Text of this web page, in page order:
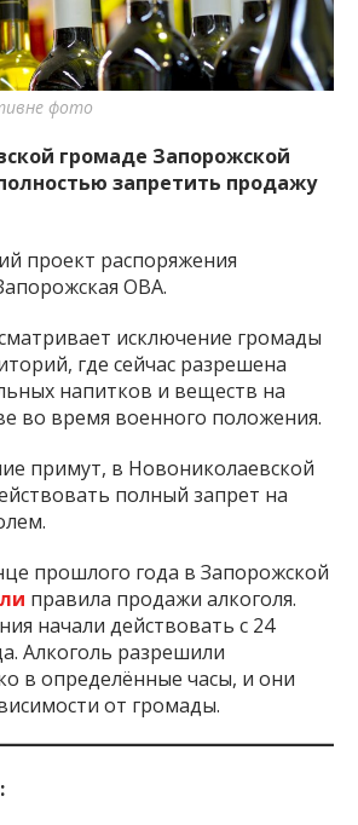
важную информацию о событиях
города Запорожья и области.
фото
громаде Запорожской
запретить продажу
проект распоряжения
ОВА.
исключение громады
где сейчас разрешена
напитков и веществ на
во время военного положения.
примут, в Новониколаевской
полный запрет на
прошлого года в Запорожской
правила продажи алкоголя.
начали действовать с 24
Алкоголь разрешили
в определённые часы, и они
от громады.